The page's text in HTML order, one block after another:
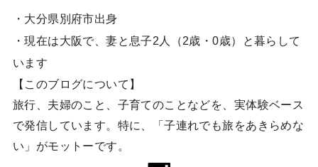
・大分県別府市出身
・現在は大阪で、妻と息子2人（2歳・0歳）と暮らして
います
【このブログについて】
旅行、夫婦のこと、子育てのことなどを、実体験ベース
で発信しています。特に、「子連れでも旅をあきらめな
い」がモットーです。